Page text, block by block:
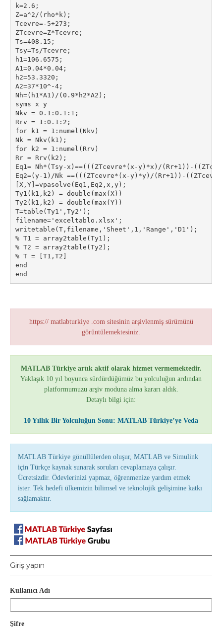
k=2.6;
Z=a^2/(rho*k);
Tcevre=-5+273;
ZTcevre=Z*Tcevre;
Ts=408.15;
Tsy=Ts/Tcevre;
h1=106.6575;
A1=0.04*0.04;
h2=53.3320;
A2=37*10^-4;
Nh=(h1*A1)/(0.9*h2*A2);
syms x y
Nkv = 0.1:0.1:1;
Rrv = 1:0.1:2;
for k1 = 1:numel(Nkv)
Nk = Nkv(k1);
for k2 = 1:numel(Rrv)
Rr = Rrv(k2);
Eq1= Nh*(Tsy-x)==(((ZTcevre*(x-y)*x)/(Rr+1))-
Eq2=(y-1)/Nk ==(((ZTcevre*(x-y)*y)/(Rr+1))-
[X,Y]=vpasolve(Eq1,Eq2,x,y);
Ty1(k1,k2) = double(max(X))
Ty2(k1,k2) = double(max(Y))
T=table(Ty1',Ty2');
filename='exceltablo.xlsx';
writetable(T,filename,'Sheet',1,'Range','D1');
% T1 = array2table(Ty1);
% T2 = array2table(Ty2);
% T = [T1,T2]
end
end
https:// matlabturkiye .com sitesinin arşivlenmiş sürümünü
görüntülemektesiniz.
MATLAB Türkiye artık aktif olarak hizmet vermemektedir.
Yaklaşık 10 yıl boyunca sürdürdüğümüz bu yolculuğun ardından
platformumuzu arşiv moduna alma kararı aldık.
Detaylı bilgi için:
10 Yıllık Bir Yolculuğun Sonu: MATLAB Türkiye’ye Veda
MATLAB Türkiye gönüllülerden oluşur, MATLAB ve Simulink
için Türkçe kaynak sunarak soruları cevaplamaya çalışır.
Ücretsizdir. Ödevlerinizi yapmaz, öğrenmenize yardım etmek
ister. Tek hedefi ülkemizin bilimsel ve teknolojik gelişimine katkı
sağlamaktır.
Giriş yapın
Kullanıcı Adı
Şifre